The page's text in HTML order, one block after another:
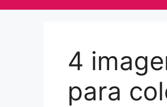
4
para